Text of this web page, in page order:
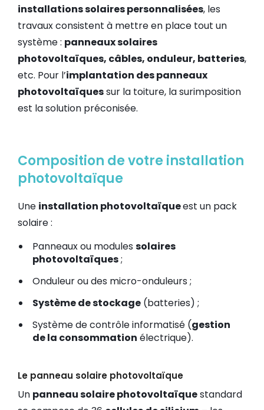
installations solaires personnalisées, les
travaux consistent à mettre en place tout un
système : panneaux solaires
photovoltaïques, câbles, onduleur, batteries,
etc. Pour l’implantation des panneaux
photovoltaïquessur la toiture, la surimposition
est la solution préconisée.
Composition de votre installation
photovoltaïque
Une installation photovoltaïqueest un pack
solaire :
Panneaux ou modules solaires
photovoltaïques;
Onduleur ou des micro-onduleurs ;
Système de stockage (batteries) ;
Système de contrôle informatisé (gestion
de la consommation électrique).
Le panneau solaire photovoltaïque
Un panneau solaire photovoltaïquestandard